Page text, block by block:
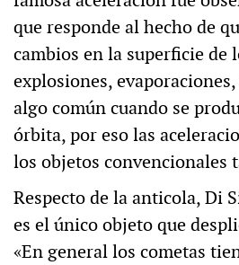
que responde al hecho de
cambios en la superficie de
explosiones,
algo común cuando se
órbita, por eso las
los objetos convencionales
Respecto de la anticola, Di
es el único objeto que
«En general los cometas